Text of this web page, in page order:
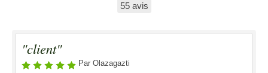
55 avis
"client"
Par Olazagazti